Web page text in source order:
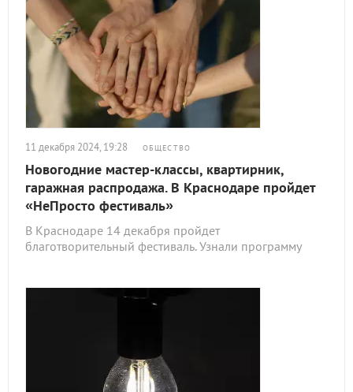
11 декабря 2024, 19:28 ОБЩЕСТВО
Новогодние мастер-классы, квартирник,
гаражная распродажа. В Краснодаре пройдет
«НеПросто фестиваль»
В Краснодаре 14 декабря пройдет
благотворительный фестиваль. Узнали программу